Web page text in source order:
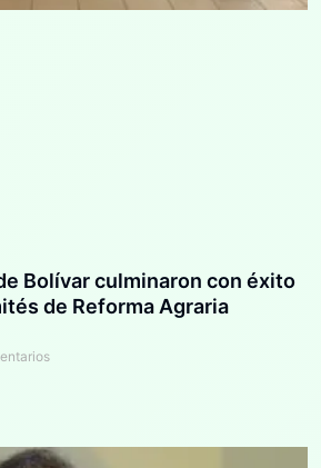
Bolívar culminaron con éxito
de Reforma Agraria